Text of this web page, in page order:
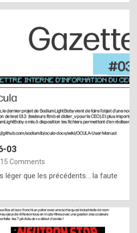
t
s
t
a
s
i
e
f
o
m
03
15 Comments
léger que les précédents… la faute